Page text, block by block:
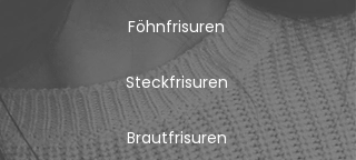
Föhnfrisuren
Steckfrisuren
Brautfrisuren